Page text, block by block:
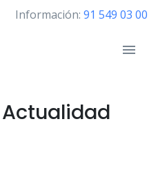
Información: 91 549 03 00